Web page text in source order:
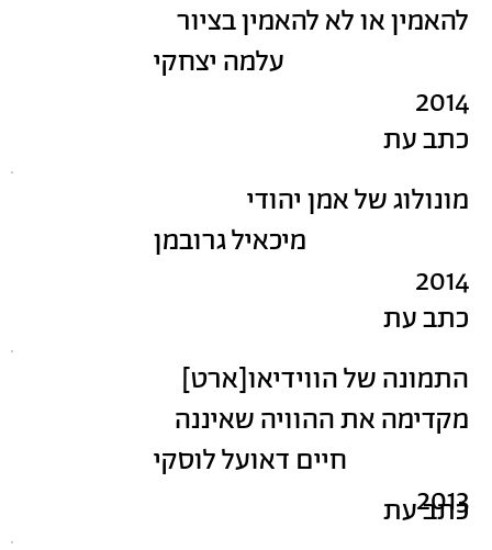
להאמין או לא להאמין בציור
עלמה יצחקי
2014
כתב עת
מונולוג של אמן יהודי
מיכאיל גרובמן
2014
כתב עת
התמונה של הווידיאו[ארט]
מקדימה את ההוויה שאיננה
חיים דאועל לוסקי
2013
כתב עת